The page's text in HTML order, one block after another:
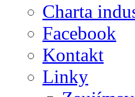
Charta
Facebook
Kontakt
Linky